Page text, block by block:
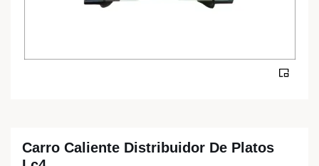
Carro Caliente Distribuidor De Platos